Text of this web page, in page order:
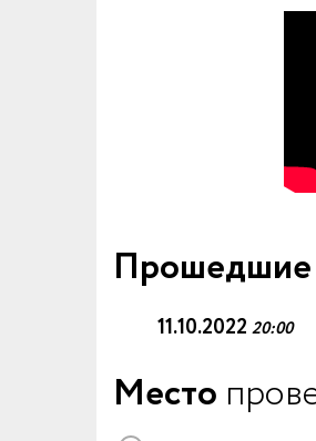
Прошедшие
11.10.2022 20:00
Место